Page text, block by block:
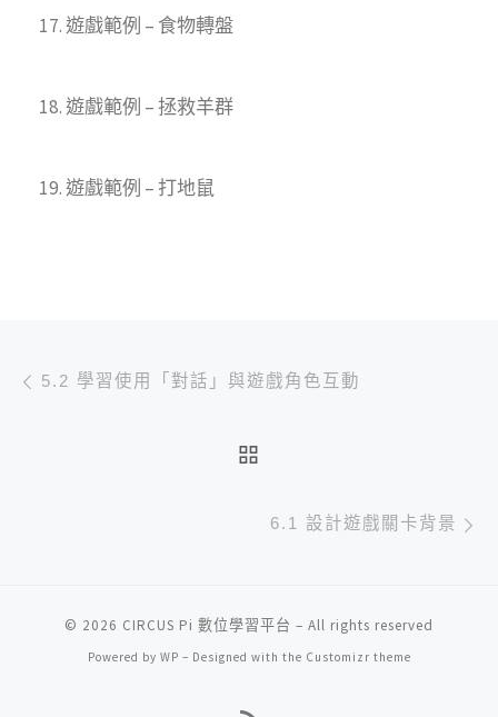
17. 遊戲範例 – 食物轉盤
18. 遊戲範例 – 拯救羊群
19. 遊戲範例 – 打地鼠
文章導航
5.2 學習使用「對話」與遊戲角色互動
6.1 設計遊戲關卡背景
© 2026 CIRCUS Pi 數位學習平台 – All rights reserved
Powered by WP – Designed with the Customizr theme